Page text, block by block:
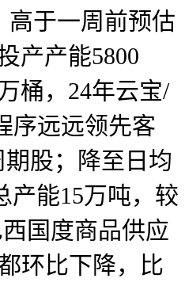
高于一周前预估
产产能5800
桶，24年云宝/
序远远领先客
股；降至日均
产能15万吨，较
国度商品供应
环比下降，比